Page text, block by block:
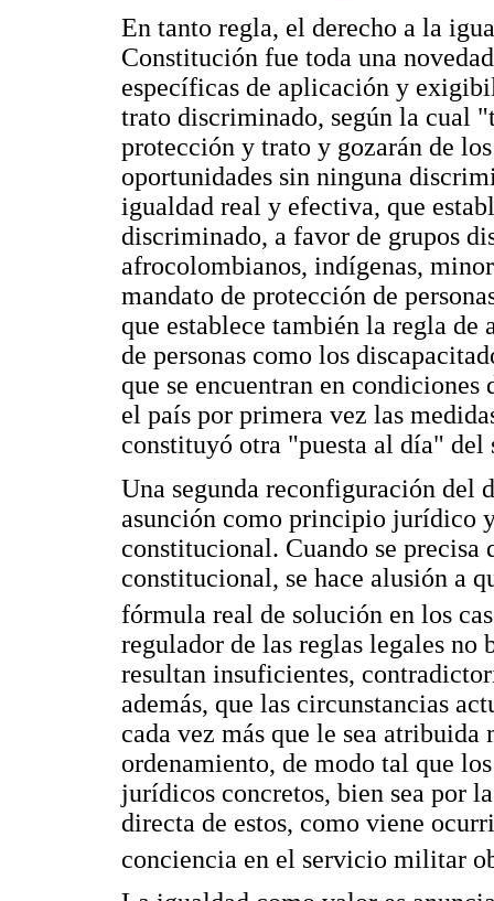
En tanto regla, el derecho a la
Constitución fue toda una
específicas de aplicación y
trato discriminado, según la cual
protección y trato y gozarán de
oportunidades sin ninguna
igualdad real y efectiva, que
discriminado, a favor de grupos
afrocolombianos, indígenas,
mandato de protección de
que establece también la regla
de personas como los
que se encuentran en condiciones
el país por primera vez las
constituyó otra "puesta al día" del
Una segunda reconfiguración del
asunción como principio jurídico
constitucional. Cuando se
constitucional, se hace alusión a
fórmula real de solución en los
regulador de las reglas legales no
resultan insuficientes,
además, que las circunstancias
cada vez más que le sea
ordenamiento, de modo tal que
jurídicos concretos, bien sea por
directa de estos, como viene
conciencia en el servicio militar